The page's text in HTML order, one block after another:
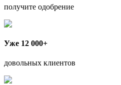
получите одобрение
Уже 12 000+
довольных клиентов